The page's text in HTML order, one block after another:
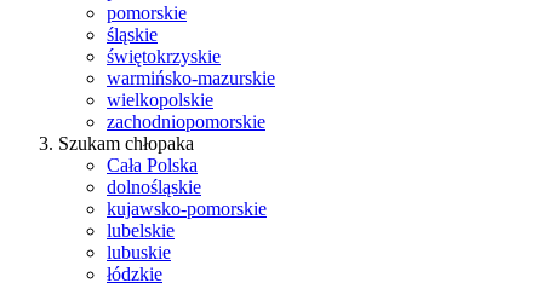
pomorskie
śląskie
świętokrzyskie
warmińsko-mazurskie
wielkopolskie
zachodniopomorskie
Szukam chłopaka
Cała Polska
dolnośląskie
kujawsko-pomorskie
lubelskie
lubuskie
łódzkie